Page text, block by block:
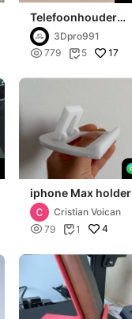
Telefoonhouder
standaard
3Dpro991
 779  5 17
iphone Max holder
Cristian Voican
 79 1 4